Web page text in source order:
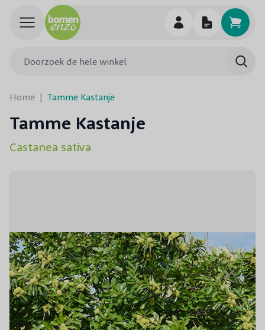
Ga naar de inhoud
Home | Tamme Kastanje
Tamme Kastanje
Castanea sativa